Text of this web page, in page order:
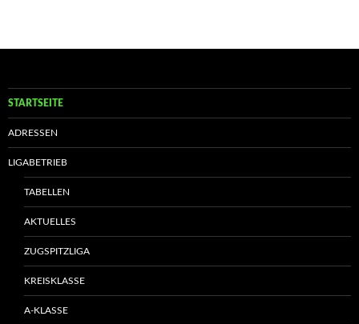
STARTSEITE
ADRESSEN
LIGABETRIEB
TABELLEN
AKTUELLES
ZUGSPITZLIGA
KREISKLASSE
A-KLASSE